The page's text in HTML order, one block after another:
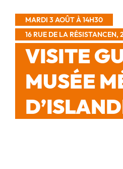
MARDI 3 AOÛT À 14H30
16 RUE DE LA
VISITE
MUSÉE